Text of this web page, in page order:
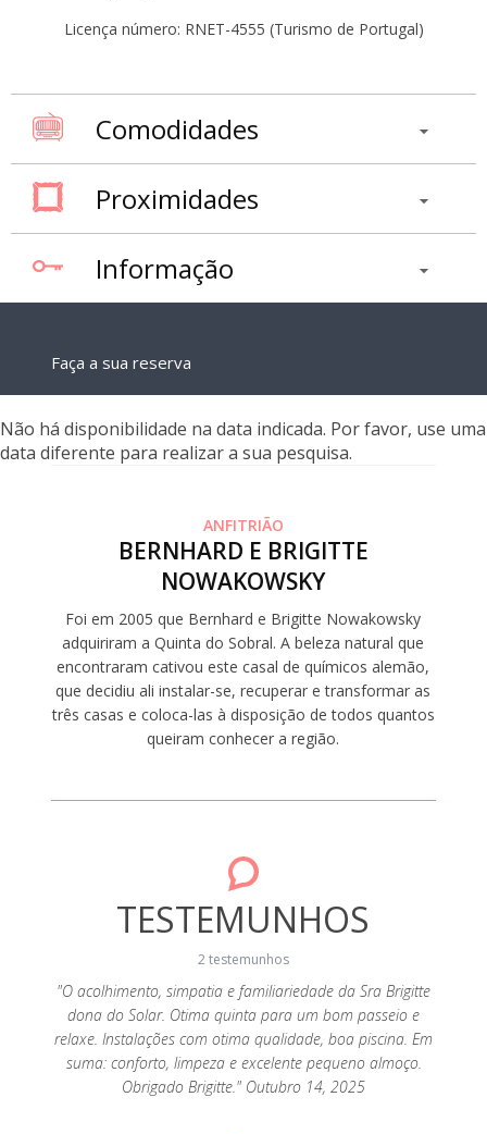
Licença número: RNET-4555 (Turismo de Portugal)
Comodidades
Proximidades
Informação
Faça a sua reserva
Não há disponibilidade na data indicada. Por favor, use uma
data diferente para realizar a sua pesquisa.
ANFITRIÃO
BERNHARD E BRIGITTE
NOWAKOWSKY
Foi em 2005 que Bernhard e Brigitte Nowakowsky
adquiriram a Quinta do Sobral. A beleza natural que
encontraram cativou este casal de químicos alemão,
que decidiu ali instalar-se, recuperar e transformar as
três casas e coloca-las à disposição de todos quantos
queiram conhecer a região.
TESTEMUNHOS
2 testemunhos
"O acolhimento, simpatia e familiariedade da Sra Brigitte
dona do Solar. Otima quinta para um bom passeio e
relaxe. Instalações com otima qualidade, boa piscina. Em
suma: conforto, limpeza e excelente pequeno almoço.
Obrigado Brigitte." Outubro 14, 2025